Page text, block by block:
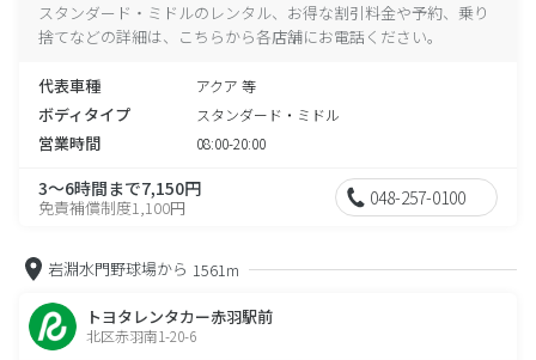
スタンダード・ミドルのレンタル、お得な割引料金や予約、乗り
捨てなどの詳細は、こちらから各店舗にお電話ください。
代表車種 アクア 等
ボディタイプ スタンダード・ミドル
営業時間 08:00-20:00
3～6時間まで7,150円
免責補償制度1,100円 048-257-0100
岩淵水門野球場から 1561m
トヨタレンタカー赤羽駅前
北区赤羽南1-20-6